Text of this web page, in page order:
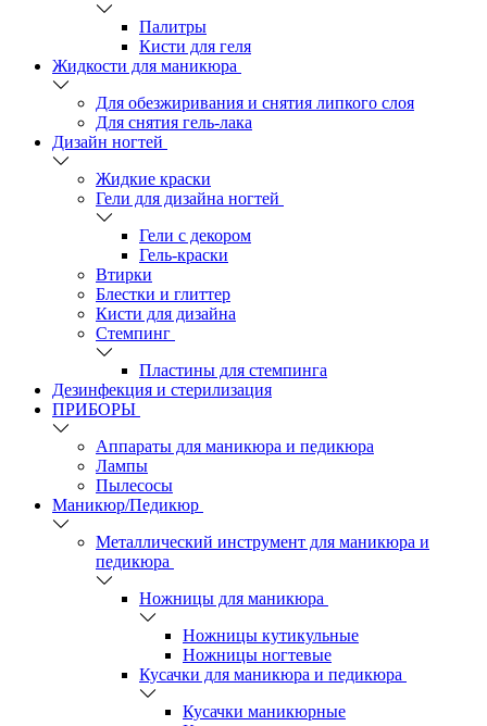
Палитры
Кисти для геля
Жидкости для маникюра
Для обезжиривания и снятия липкого слоя
Для снятия гель-лака
Дизайн ногтей
Жидкие краски
Гели для дизайна ногтей
Гели с декором
Гель-краски
Втирки
Блестки и глиттер
Кисти для дизайна
Стемпинг
Пластины для стемпинга
Дезинфекция и стерилизация
ПРИБОРЫ
Аппараты для маникюра и педикюра
Лампы
Пылесосы
Маникюр/Педикюр
Металлический инструмент для маникюра и
педикюра
Ножницы для маникюра
Ножницы кутикульные
Ножницы ногтевые
Кусачки для маникюра и педикюра
Кусачки маникюрные